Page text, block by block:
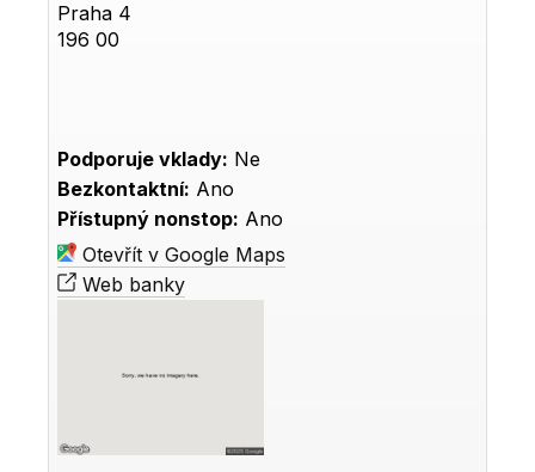
Praha 4
196 00
Podporuje vklady: Ne
Bezkontaktní: Ano
Přístupný nonstop: Ano
Otevřít v Google Maps
Web banky